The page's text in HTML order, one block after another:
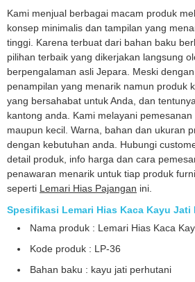
Kami menjual berbagai macam produk
konsep minimalis dan tampilan yang
tinggi. Karena terbuat dari bahan baku
pilihan terbaik yang dikerjakan langsung
berpengalaman asli Jepara. Meski
penampilan yang menarik namun produk
yang bersahabat untuk Anda, dan
kantong anda. Kami melayani
maupun kecil. Warna, bahan dan ukuran
dengan kebutuhan anda. Hubungi
detail produk, info harga dan cara
penawaran menarik untuk tiap produk
seperti Lemari Hias Pajangan ini.
Spesifikasi Lemari Hias Kaca Kayu Jati
Nama produk : Lemari Hias Kaca
Kode produk : LP-36
Bahan baku : kayu jati perhutani